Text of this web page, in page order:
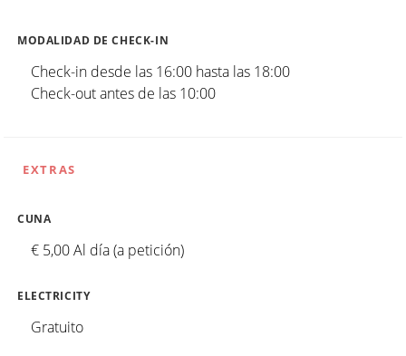
MODALIDAD DE CHECK-IN
Check-in desde las 16:00 hasta las 18:00
Check-out antes de las 10:00
EXTRAS
CUNA
€ 5,00 Al día (a petición)
ELECTRICITY
Gratuito